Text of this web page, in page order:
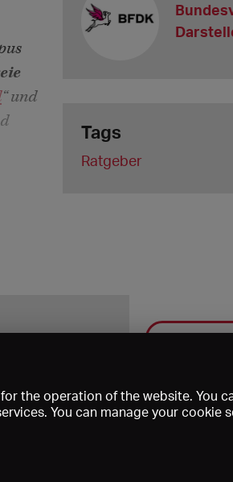
“ und
Tags
Ratgeber
Save
the operation of the website. You
You can manage your cookie